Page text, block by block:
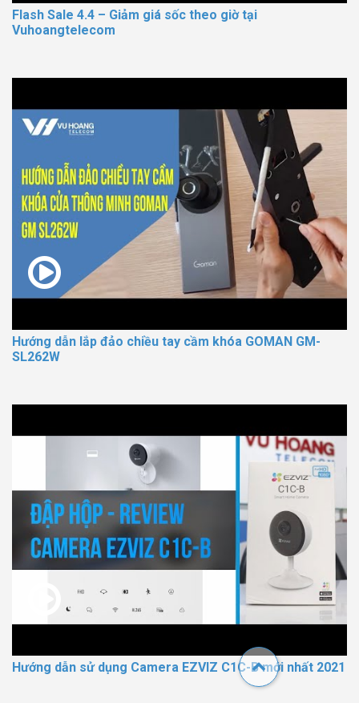
Flash Sale 4.4 – Giảm giá sốc theo giờ tại
Vuhoangtelecom
Hướng dẫn lắp đảo chiều tay cầm khóa GOMAN GM-
SL262W
Hướng dẫn sử dụng Camera EZVIZ C1C-B mới nhất 2021